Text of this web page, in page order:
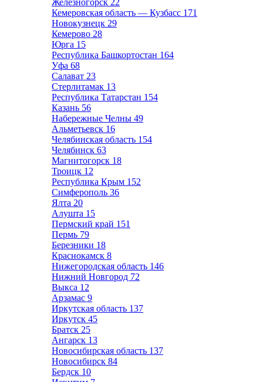
Железногорск 22
Кемеровская область — Кузбасс 171
Новокузнецк 29
Кемерово 28
Юрга 15
Республика Башкортостан 164
Уфа 68
Салават 23
Стерлитамак 13
Республика Татарстан 154
Казань 56
Набережные Челны 49
Альметьевск 16
Челябинская область 154
Челябинск 63
Магнитогорск 18
Троицк 12
Республика Крым 152
Симферополь 36
Ялта 20
Алушта 15
Пермский край 151
Пермь 79
Березники 18
Краснокамск 8
Нижегородская область 146
Нижний Новгород 72
Выкса 12
Арзамас 9
Иркутская область 137
Иркутск 45
Братск 25
Ангарск 13
Новосибирская область 137
Новосибирск 84
Бердск 10